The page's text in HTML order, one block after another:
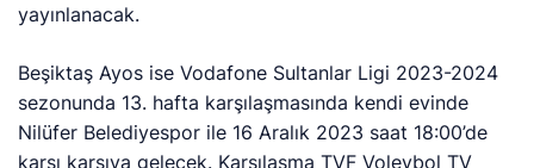
yayınlanacak.
Beşiktaş Ayos ise Vodafone Sultanlar Ligi 2023-2024
sezonunda 13. hafta karşılaşmasında kendi evinde
Nilüfer Belediyespor ile 16 Aralık 2023 saat 18:00’de
karşı karşıya gelecek. Karşılaşma TVF Voleybol TV